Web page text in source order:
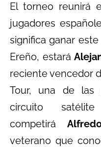
El torneo reunirá
jugadores
significa ganar
Ereño, estará
reciente vencedor
Tour, una de las
circuito
competirá
veterano que